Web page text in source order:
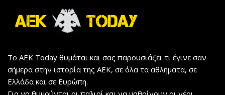
Το AEK Today θυμάται και σας παρουσιάζει τι έγινε σαν
σήμερα στην ιστορία της ΑΕΚ, σε όλα τα αθλήματα, σε
Ελλάδα και σε Ευρώπη.